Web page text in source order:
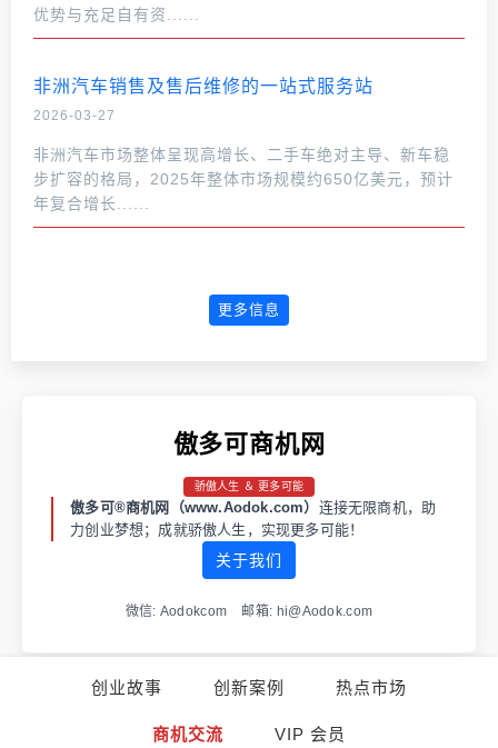
创业故事 创新案例 热点市场
商机交流 VIP 会员
优势与充足自有资......
非洲汽车销售及售后维修的一站式服务站
2026-03-27
非洲汽车市场整体呈现高增长、二手车绝对主导、新车稳
步扩容的格局，2025年整体市场规模约650亿美元，预计
年复合增长......
更多信息
傲多可商机网
骄傲人生 ＆ 更多可能
傲多可®商机网（www.Aodok.com） 连接无限商机，助
力创业梦想；成就骄傲人生，实现更多可能！
关于我们
微信: Aodokcom 邮箱: hi@Aodok.com
渝ICP备2021001973号-1
渝公网安备 50011202502663号